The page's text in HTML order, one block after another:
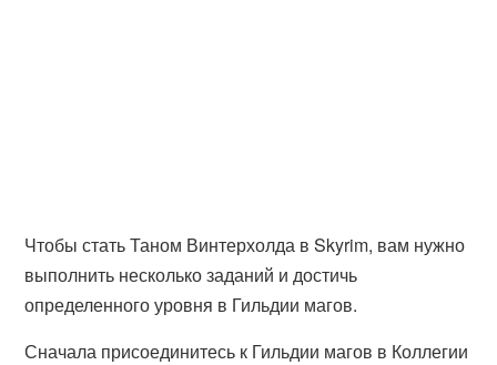
Чтобы стать Таном Винтерхолда в Skyrim, вам нужно
выполнить несколько заданий и достичь
определенного уровня в Гильдии магов.
Сначала присоединитесь к Гильдии магов в Коллегии